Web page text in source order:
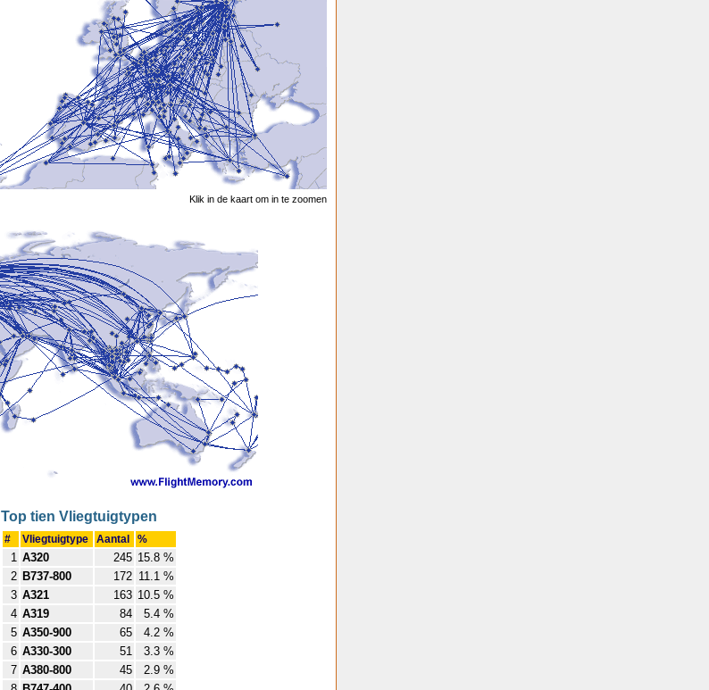
Klik in de kaart om in te zoomen
Top tien Vliegtuigtypen
# Vliegtuigtype Aantal %
1 A320 245 15.8 %
2 B737-800 172 11.1 %
3 A321 163 10.5 %
4 A319 84
5.4 %
5 A350-900 65
4.2 %
6 A330-300 51
3.3 %
7 A380-800 45
2.9 %